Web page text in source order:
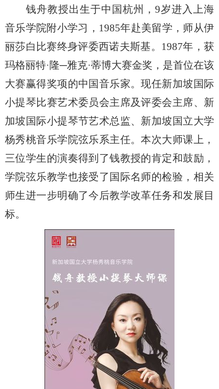
钱舟教授出生于中国杭州 ， 9岁进入上海
音乐学院附小学习 ， 1985年赴美留学，师从伊
丽莎白比赛终身评委西诺夫斯基。1987年，获
玛格丽特·隆─雅克·蒂博大赛金奖，是首位在该
大赛赢得奖项的中国音乐家。现任新加坡国际
小提琴比赛艺术委员会主席及评委会主席、新
加坡国际小提琴节艺术总监、新加坡国立大学
杨秀桃音乐学院弦乐系主任。本次大师课上，
三位学生的演奏得到了钱教授的肯定和鼓励，
学院弦乐教学也接受了国际名师的检验 ， 相关
师生进一步明确了今后教学改革任务和发展目
标。